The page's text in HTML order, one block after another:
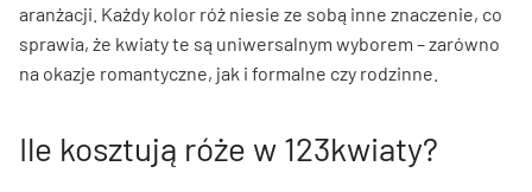
aranżacji. Każdy kolor róż niesie ze sobą inne znaczenie, co
sprawia, że kwiaty te są uniwersalnym wyborem – zarówno
na okazje romantyczne, jak i formalne czy rodzinne.
Ile kosztują róże w 123kwiaty?